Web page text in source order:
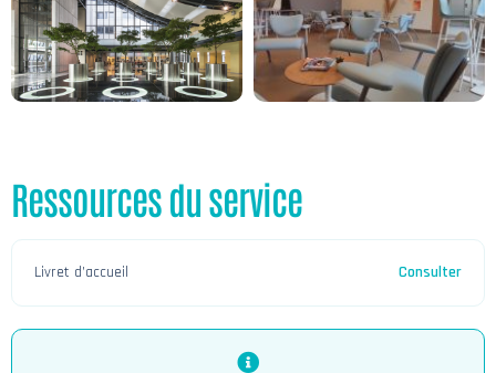
Ressources du service
Livret d’accueil Consulter